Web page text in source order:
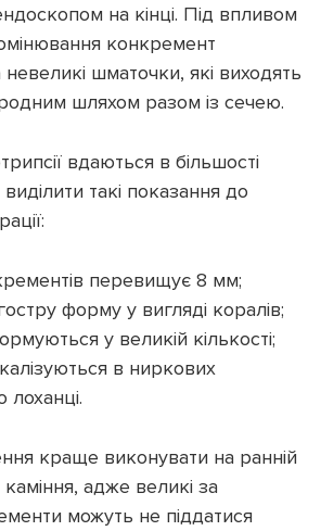
Made in Lviv
dyvys.info
на кінці. Під впливом
конкремент
шматочки, які виходять
шляхом разом із сечею.
вдаються в більшості
такі показання до
перевищує 8 мм;
форму у вигляді коралів;
у великій кількості;
в ниркових
лоханці.
краще виконувати на ранній
каміння, адже великі за
можуть не піддатися